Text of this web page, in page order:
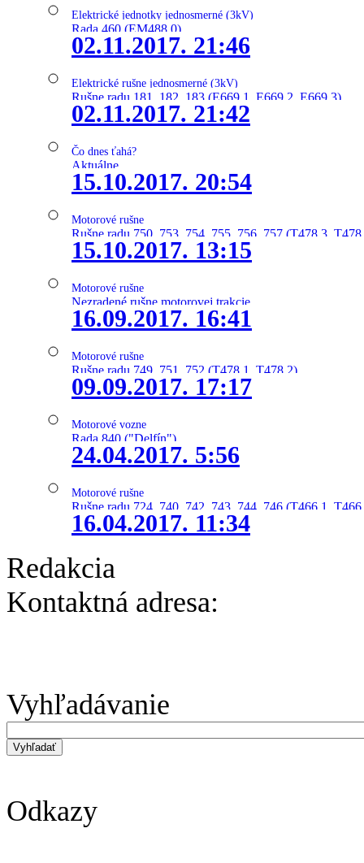
Elektrické jednotky jednosmerné (3kV)
Rada 460 (EM488.0)
02.11.2017. 21:46
Elektrické rušne jednosmerné (3kV)
Rušne radu 181, 182, 183 (E669.1, E669.2, E669.3)
02.11.2017. 21:42
Čo dnes ťahá?
Aktuálne
15.10.2017. 20:54
Motorové rušne
Rušne radu 750, 753, 754, 755, 756, 757 (T478.3,
15.10.2017. 13:15
Motorové rušne
Nezradené rušne motorovej trakcie
16.09.2017. 16:41
Motorové rušne
Rušne radu 749, 751, 752 (T478.1, T478.2)
09.09.2017. 17:17
Motorové vozne
Rada 840 ("Delfín")
24.04.2017. 5:56
Motorové rušne
Rušne radu 724, 740, 742, 743, 744, 746 (T466.1,
16.04.2017. 11:34
Redakcia
Kontaktná adresa:
Vyhľadávanie
Odkazy